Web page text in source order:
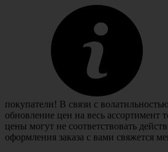
покупатели! В связи с
обновление цен на весь ассортимент
цены могут не соответствовать
оформления заказа с вами свяжется